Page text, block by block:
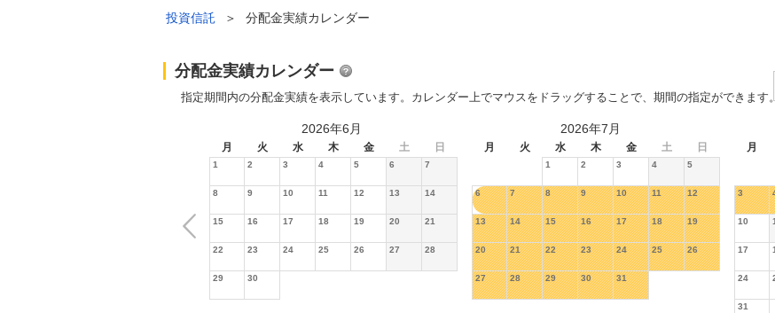
投資信託 ＞ 分配金実績カレンダー
分配金実績カレンダー
指定期間内の分配金実績を表示しています。カレンダー上でマウスをドラッグすることで、期間の指定ができます
2026年6月 2026年7月
月 火 水 木 金 土 日 月 火 水 木 金 土 日 月
1 2 3 4 5 6 7
8 9 10 11 12 13 14
15 16 17 18 19 20 21
22 23 24 25 26 27 28
29 30
1 2 3 4 5
6 7 8 9 10 11 12
13 14 15 16 17 18 19
20 21 22 23 24 25 26
27 28 29 30 31
3
10
17
24
31